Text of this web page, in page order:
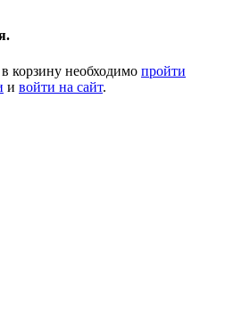
корзину необходимо пройти
и войти на сайт.